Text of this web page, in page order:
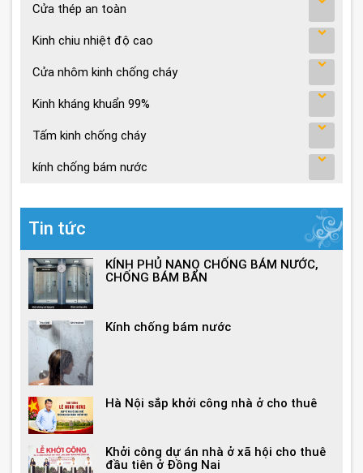
Cửa thép an toàn
Kinh chiu nhiệt độ cao
Cửa nhôm kinh chống cháy
Kinh kháng khuẩn 99%
Tấm kinh chống cháy
kính chống bám nước
Tin tức
KÍNH PHỦ NANO CHỐNG BÁM NƯỚC,
CHỐNG BÁM BẨN
Kính chống bám nước
Hà Nội sắp khởi công nhà ở cho thuê
Khởi công dự án nhà ở xã hội cho thuê
đầu tiên ở Đồng Nai